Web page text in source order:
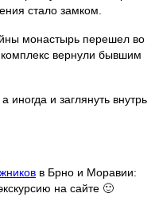
стало замком.
монастырь перешел во
комплекс вернули бывшим
иногда и заглянуть внутрь
в Брно и Моравии:
на сайте 🙂